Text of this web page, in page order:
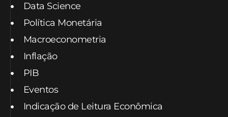
Data Science
Política Monetária
Macroeconometria
Inflação
PIB
Eventos
Indicação de Leitura Econômica